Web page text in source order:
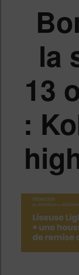
principal
secondaire
la
13
: